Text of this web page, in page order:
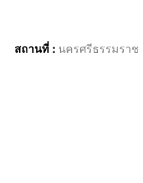
สถานที่ : นครศรีธรรมราช